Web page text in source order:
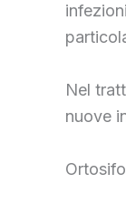
Nel
nuove